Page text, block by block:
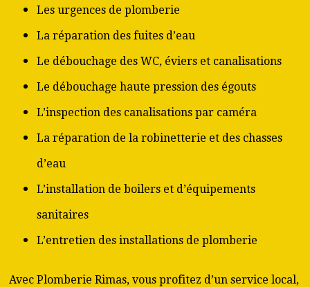
Les urgences de plomberie
La réparation des fuites d’eau
Le débouchage des WC, éviers et canalisations
Le débouchage haute pression des égouts
L’inspection des canalisations par caméra
La réparation de la robinetterie et des chasses
d’eau
L’installation de boilers et d’équipements
sanitaires
L’entretien des installations de plomberie
Avec Plomberie Rimas, vous profitez d’un service local,